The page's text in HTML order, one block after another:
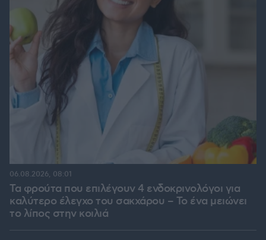
Τα φρούτα που επιλέγουν 4 ενδοκρινολόγοι για
καλύτερο έλεγχο του σακχάρου – Το ένα μειώνει
το λίπος στην κοιλιά
06.08.2026, 08:01